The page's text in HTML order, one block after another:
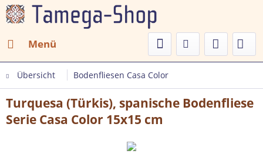
Menü
Übersicht Bodenfliesen Casa Color
Turquesa (Türkis), spanische Bodenfliese
Serie Casa Color 15x15 cm